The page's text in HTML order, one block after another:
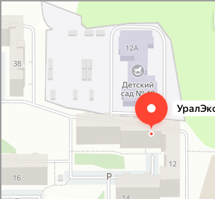
УралЭкспорт
Железнодорожная техника и оборудование в